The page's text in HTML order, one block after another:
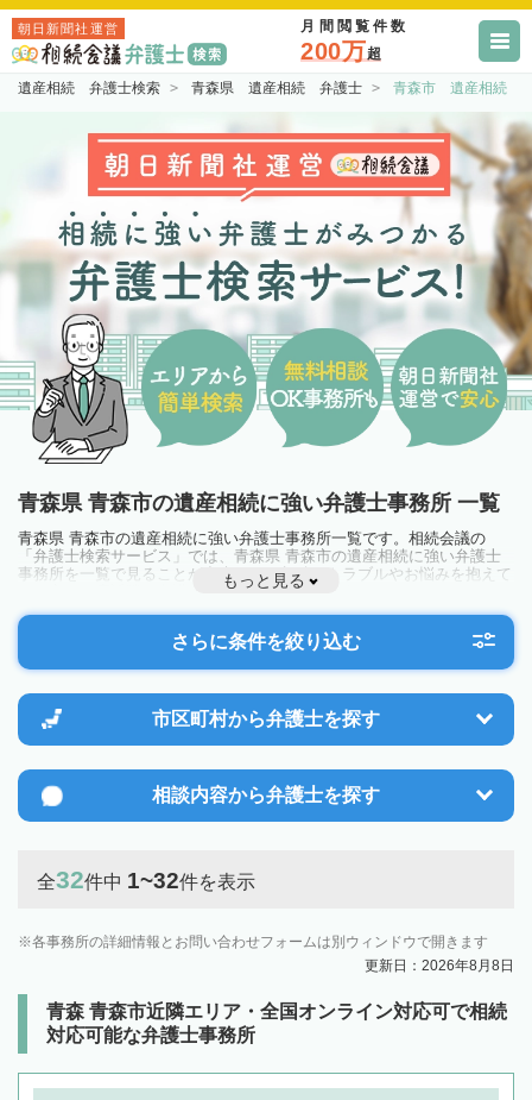
朝日新聞社運営 月間閲覧件数
200万超
遺産相続 弁護士検索 青森県 遺産相続 弁護士 青森市 遺産相続
青森県 青森市の遺産相続に強い弁護士事務所 一覧
青森県 青森市の遺産相続に強い弁護士事務所一覧です。相続会議の
「弁護士検索サービス」では、青森県 青森市の遺産相続に強い弁護士
事務所を一覧で見ることが出来ます。相続のトラブルやお悩みを抱えて
いる方は一度近隣の弁護士に相談してみましょう。
もっと見る
さらに条件を絞り込む
市区町村から弁護士を探す
相談内容から弁護士を探す
全32件中 1~32件を表示
各事務所の詳細情報とお問い合わせフォームは別ウィンドウで開きます
更新日：2026年8月8日
青森 青森市近隣エリア・全国オンライン対応可で相続
対応可能な弁護士事務所